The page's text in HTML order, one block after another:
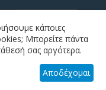
κάποιες
Μπορείτε πάντα
σας αργότερα.
Αποδέχομαι